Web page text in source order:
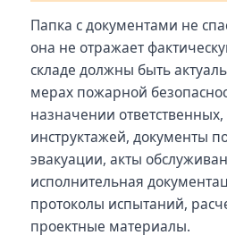
Папка с документами не
она не отражает
складе должны быть
мерах пожарной
назначении
инструктажей, документы
эвакуации, акты
исполнительная
протоколы испытаний,
проектные материалы.